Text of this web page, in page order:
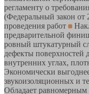
регламенту о
(Федеральный закон
проведения работ
предварительной
ровный штукатурный
дефекты поверхностей
внутренних углах,
Экономически
звукоизоляционных и
Обладает